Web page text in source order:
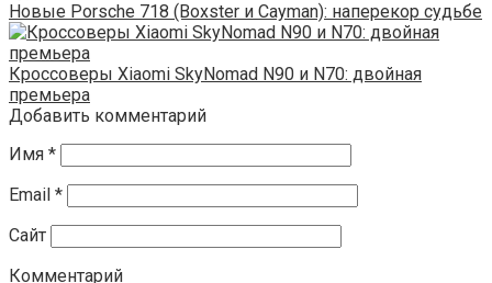
Новые Porsche 718 (Boxster и Cayman): наперекор судьбе
Кроссоверы Xiaomi SkyNomad N90 и N70: двойная
премьера
Добавить комментарий
Имя *
Email *
Сайт
Комментарий